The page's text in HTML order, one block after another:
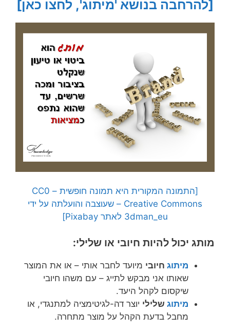
[להרחבה בנושא 'מיתוג', לחצו כאן]
[התמונה המקורית היא תמונה חופשית – CC0
Creative Commons – שעוצבה והועלתה על ידי
3dman_eu לאתר Pixabay]
מותג יכול להיות חיובי או שלילי:
מיתוג חיובי מיועד לחבר אותי – או את המוצר
שאותו אני מבקש לתייג – עם משהו חיובי
שיקסום לקהל היעד.
מיתוג שלילי יוצר דה-לגיטימציה למתנגדי, או
מחבל בדעת הקהל על מוצר מתחרה.